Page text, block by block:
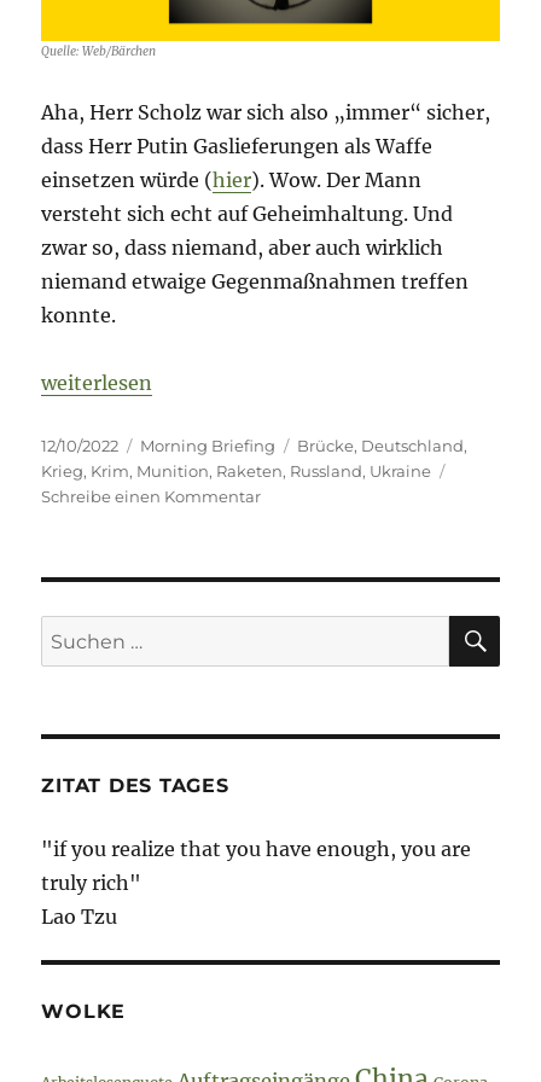
Quelle: Web/Bärchen
Aha, Herr Scholz war sich also „immer“ sicher,
dass Herr Putin Gaslieferungen als Waffe
einsetzen würde (hier). Wow. Der Mann
versteht sich echt auf Geheimhaltung. Und
zwar so, dass niemand, aber auch wirklich
niemand etwaige Gegenmaßnahmen treffen
konnte.
„Fog of War – 12. Oktober 2022 Tag 231“
weiterlesen
Veröffentlicht
am
12/10/2022 Kategorien
Morning Briefing Schlagwörter
Brücke, Deutschland,
Krieg, Krim, Munition, Raketen, Russland, Ukraine
Schreibe einen Kommentarzu
12.
2022
Suche
nach:
ZITAT DES TAGES
"if you realize that you have enough, you are
truly rich"
Lao Tzu
WOLKE